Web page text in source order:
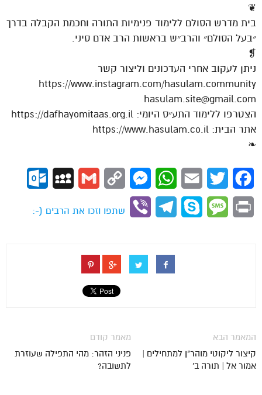
❦
בית מדרש הסולם ללימוד פנימיות התורה וחכמת הקבלה בדרך
״בעל הסולם״ והרב״ש בראשות הרב אדם סיני.
❡
ניתן לעקוב אחרי העדכונים וליצור קשר
https://www.instagram.com/hasulam.community
hasulam.site@gmail.com
הצטרפו ללימוד התע״ס היומי: https://dafhayomitaas.org.il
אתר הבית: https://www.hasulam.co.il
❧
Facebook
Twitter
Email
WhatsApp
Messenger
Copy
Gmail
MySpace
Print
Message
Skype
Telegram
Viber
שתפו וזכו את הרבים (-:
מאמר קודם
פניני הזהר: מהי התפילה שעוזרת
לתשובה?
המאמר הבא
קיצור ליקוטי מוהר"ן למתחילים |
אמור אל | תורה ב'